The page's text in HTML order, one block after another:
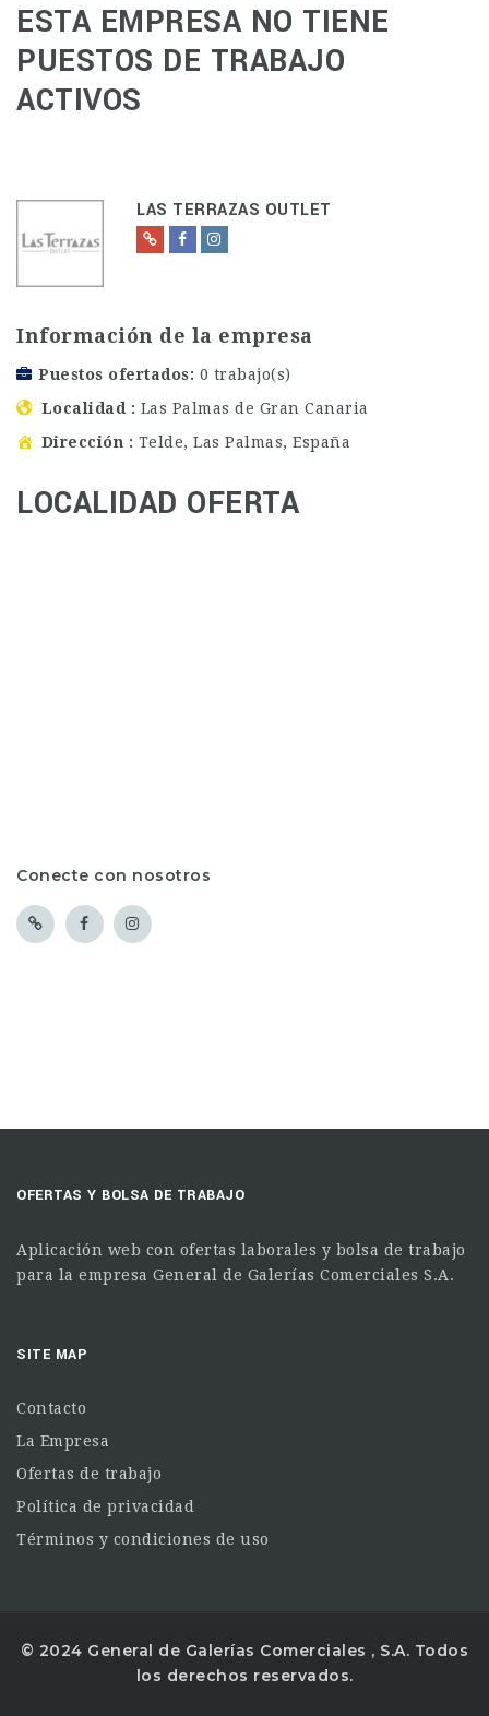
ESTA EMPRESA NO TIENE
PUESTOS DE TRABAJO
ACTIVOS
LAS TERRAZAS OUTLET
Información de la empresa
Puestos ofertados
0 trabajo(s)
Localidad
Las Palmas de Gran Canaria
Dirección
Telde, Las Palmas, España
LOCALIDAD OFERTA
Conecte con nosotros
OFERTAS Y BOLSA DE TRABAJO
Aplicación web con ofertas laborales y bolsa de trabajo
para la empresa General de Galerías Comerciales S.A.
SITE MAP
Contacto
La Empresa
Ofertas de trabajo
Política de privacidad
Términos y condiciones de uso
© 2024 General de Galerías Comerciales , S.A. Todos
los derechos reservados.